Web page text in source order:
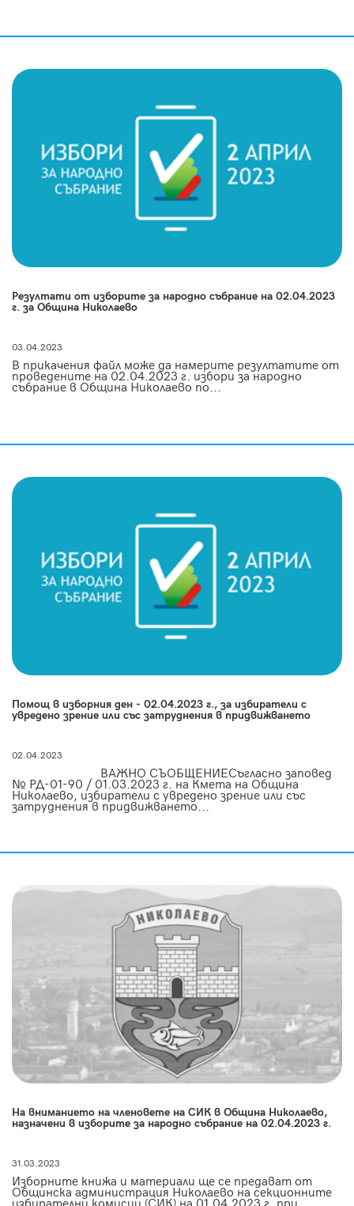
Резултати от изборите за народно събрание на 02.04.2023
г. за Община Николаево
03.04.2023
В прикачения файл може да намерите резултатите от
проведените на 02.04.2023 г. избори за народно
събрание в Община Николаево по...
Помощ в изборния ден - 02.04.2023 г., за избиратели с
увредено зрение или със затруднения в придвижването
02.04.2023
ВАЖНО СЪОБЩЕНИЕСъгласно заповед
№ РД-01-90 / 01.03.2023 г. на Кмета на Община
Николаево, избиратели с увредено зрение или със
затруднения в придвижването...
На вниманието на членовете на СИК в Община Николаево,
назначени в изборите за народно събрание на 02.04.2023 г.
31.03.2023
Изборните книжа и материали ще се предават от
Общинска администрация Николаево на секционните